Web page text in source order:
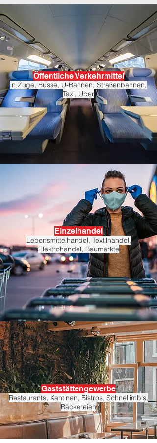
Öffentliche Verkehrmittel
in Züge, Busse, U-Bahnen, Straßenbahnen,
Taxi, Uber
Einzelhandel
Lebensmittelhandel, Textilhandel,
Elektrohandel, Baumärkte
Gaststättengewerbe
Restaurants, Kantinen, Bistros, Schnellimbis,
Bäckereien